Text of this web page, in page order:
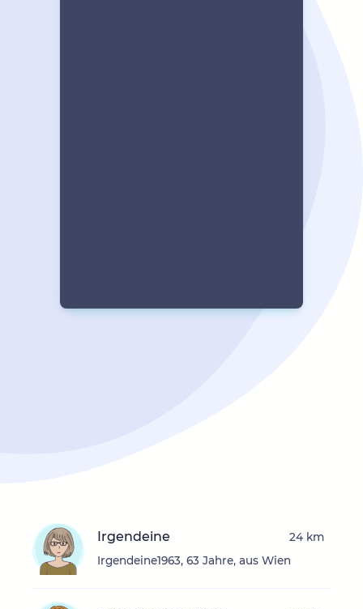
Irgendeine
Irgendeine1963, 63 Jahre, aus Wien
24 km